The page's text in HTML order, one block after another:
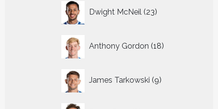
Dwight McNeil 23
producten
Anthony Gordon 18
producten
James Tarkowski 9
producten